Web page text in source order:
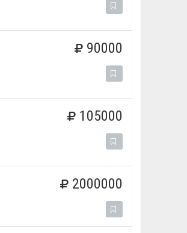
90000
105000
2000000